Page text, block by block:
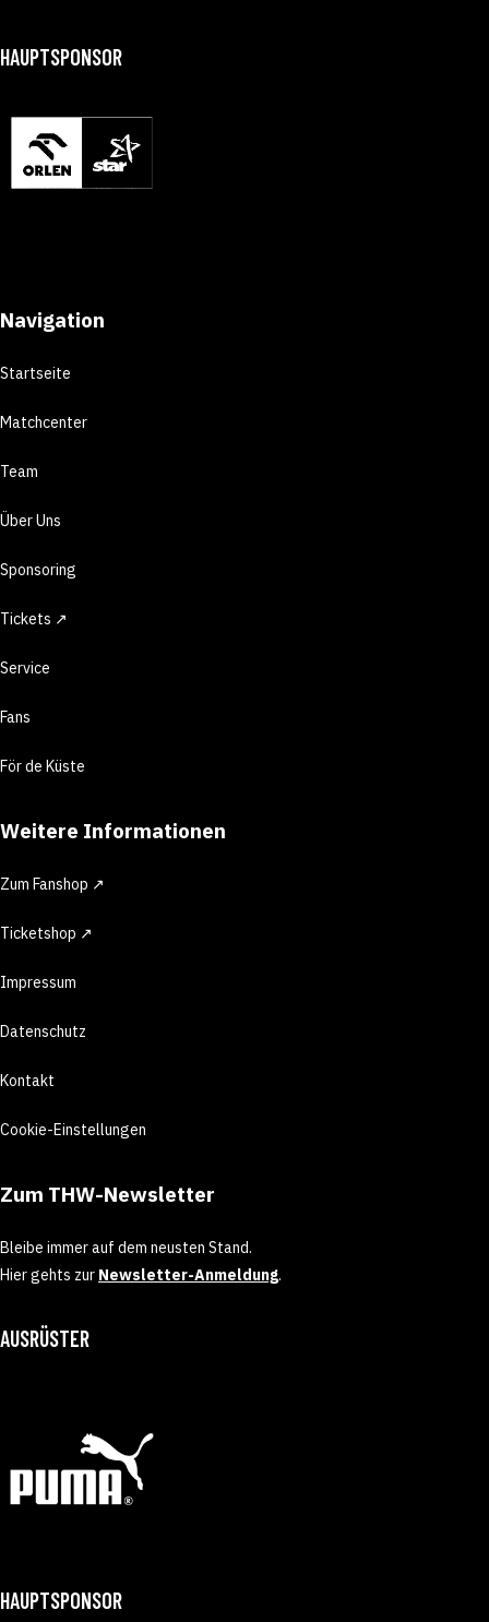
HAUPTSPONSOR
Navigation
Startseite
Matchcenter
Team
Über Uns
Sponsoring
Tickets ↗
Service
Fans
För de Küste
Weitere Informationen
Zum Fanshop ↗
Ticketshop ↗
Impressum
Datenschutz
Kontakt
Cookie-Einstellungen
Zum THW-Newsletter
Bleibe immer auf dem neusten Stand.
Hier gehts zur Newsletter-Anmeldung.
AUSRÜSTER
HAUPTSPONSOR